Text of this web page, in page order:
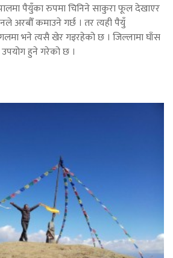
पैयुँका रुपमा चिनिने साकुरा फूल देखाएर
अरबौँ कमाउने गर्छ । तर त्यही पैयुँ
भने त्यसै खेर गइरहेको छ । जिल्लामा घाँस
हुने गरेको छ ।